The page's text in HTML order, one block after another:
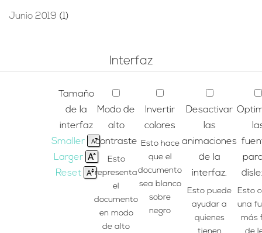
Junio 2019 (1)
Interfaz
Tamaño
de la
interfaz
Smaller
Larger
Reset
Modo de
alto
contraste
Esto
representa
el
documento
en modo
de alto
Invertir
colores
Esto hace
que el
documento
sea blanco
sobre
negro
Desactivar
las
animaciones
de la
interfaz.
Esto puede
ayudar a
quienes
Esto
una
más